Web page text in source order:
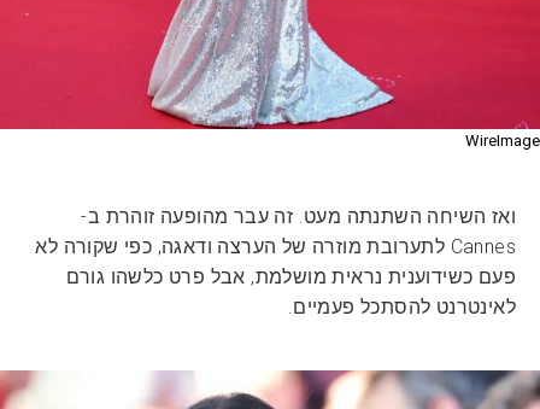
WireImage
ואז השיחה השתנתה מעט. זה עבר מהופעה זוהרת ב-
Cannes לתערובת מוזרה של הערצה ודאגה, כפי שקורה לא
פעם כשידוענית נראית מושלמת, אבל פרט כלשהו גורם
לאינטרנט להסתכל פעמיים.